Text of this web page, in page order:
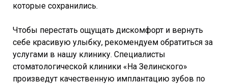
которые сохранились.
Чтобы перестать ощущать дискомфорт и вернуть
себе красивую улыбку, рекомендуем обратиться за
услугами в нашу клинику. Специалисты
стоматологической клиники «На Зелинского»
произведут качественную имплантацию зубов по